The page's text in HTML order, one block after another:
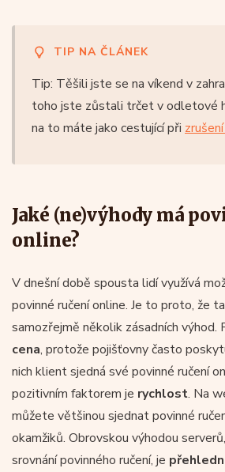
TIP NA ČLÁNEK
Tip: Těšili jste se na víkend v
toho jste zůstali trčet v odletové
na to máte jako cestující při
Jaké (ne)výhody má
online?
V dnešní době spousta lidí využívá
povinné ručení online. Je to proto, že
samozřejmě několik zásadních výhod.
cena, protože pojišťovny často
nich klient sjedná své povinné ručení
pozitivním faktorem je rychlost. Na
můžete většinou sjednat povinné
okamžiků. Obrovskou výhodou
srovnání povinného ručení, je